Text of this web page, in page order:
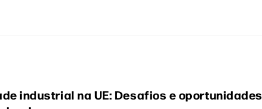
industrial na UE: Desafios e oportunidades